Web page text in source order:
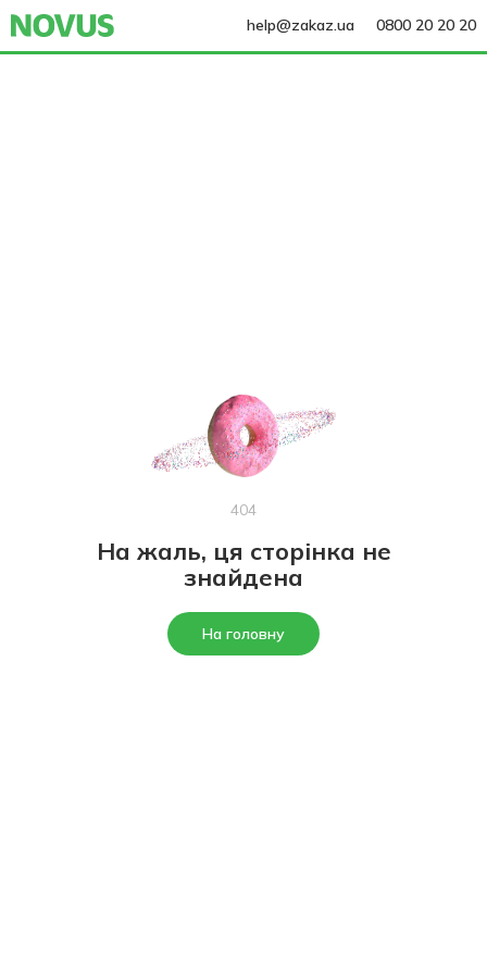
help@zakaz.ua 0800 20 20 20
404
На жаль, ця сторінка не
знайдена
На головну